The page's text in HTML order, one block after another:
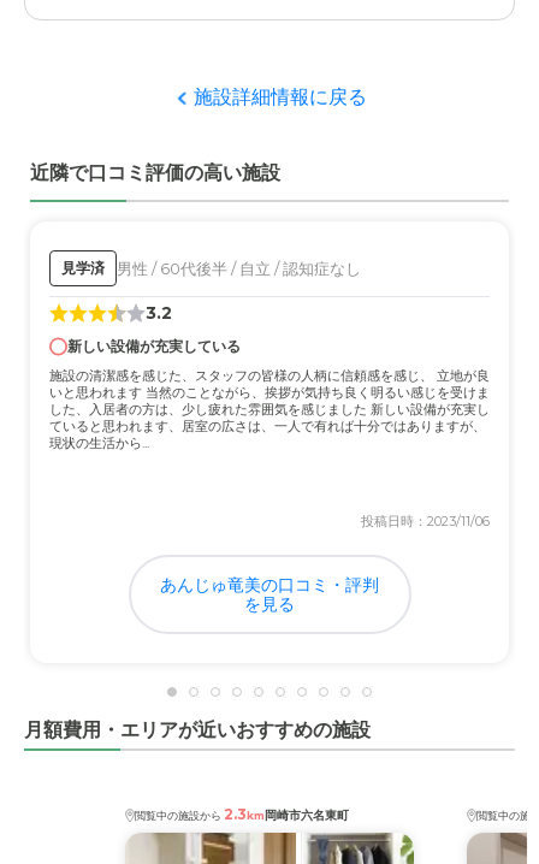
施設詳細情報に戻る
近隣で口コミ評価の高い施設
見学済 男性 / 60代後半 / 自立 / 認知症なし
3.2
新しい設備が充実している
施設の清潔感を感じた、スタッフの皆様の人柄に信頼感を感じ、 立地が良
いと思われます 当然のことながら、挨拶が気持ち良く明るい感じを受けま
した、入居者の方は、少し疲れた雰囲気を感じました 新しい設備が充実し
ていると思われます、居室の広さは、一人で有れば十分ではありますが、
現状の生活から...
投稿日時：2023/11/06
あんじゅ竜美の口コミ・評判
を見る
月額費用・エリアが近いおすすめの施設
閲覧中の施設から 2.3km岡崎市六名東町 閲覧中の施